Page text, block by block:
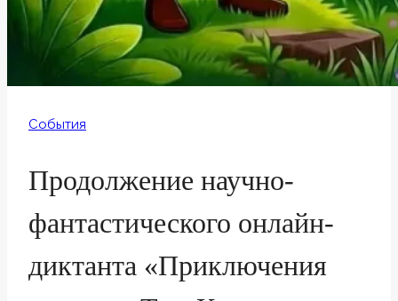
События
Продолжение научно-
фантастического онлайн-
диктанта «Приключения